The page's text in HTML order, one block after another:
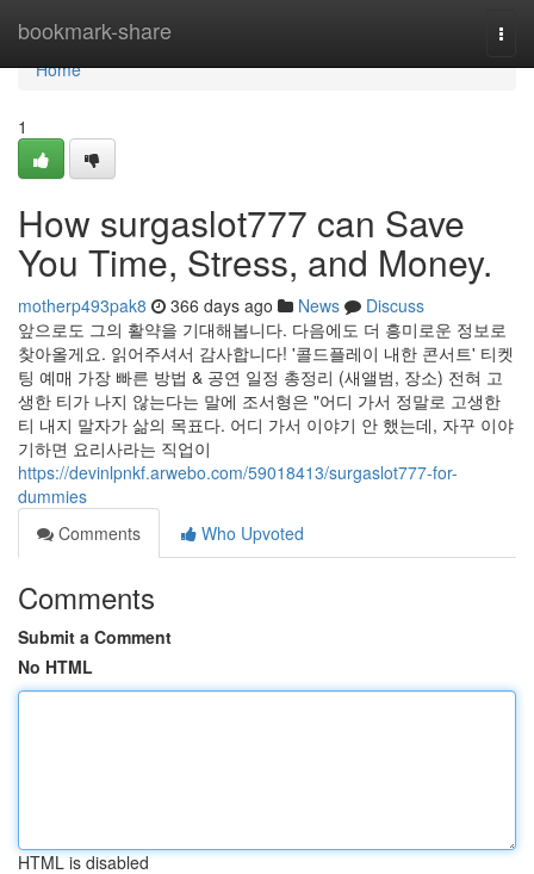
bookmark-share
Home
Home
1
How surgaslot777 can Save
You Time, Stress, and Money.
motherp493pak8 366 days ago News
Discuss
앞으로도 그의 활약을 기대해봅니다. 다음에도 더 흥미로운 정보로
찾아올게요. 읽어주셔서 감사합니다! '콜드플레이 내한 콘서트' 티켓
팅 예매 가장 빠른 방법 & 공연 일정 총정리 (새앨범, 장소) 전혀 고
생한 티가 나지 않는다는 말에 조서형은 "어디 가서 정말로 고생한
티 내지 말자가 삶의 목표다. 어디 가서 이야기 안 했는데, 자꾸 이야
기하면 요리사라는 직업이
https://devinlpnkf.arwebo.com/59018413/surgaslot777-for-
dummies
Comments
Who Upvoted
Comments
Submit a Comment
No HTML
HTML is disabled